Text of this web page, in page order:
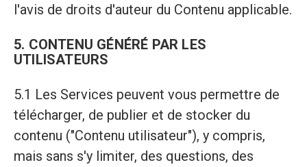
l'avis de droits d'auteur du Contenu applicable.
5. CONTENU GÉNÉRÉ PAR LES
UTILISATEURS
5.1 Les Services peuvent vous permettre de
télécharger, de publier et de stocker du
contenu ("Contenu utilisateur"), y compris,
mais sans s'y limiter, des questions, des